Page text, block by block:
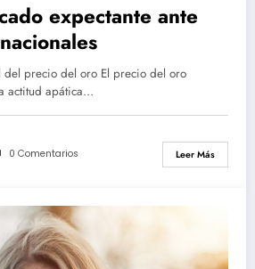
expectante ante
del precio del oro El precio del oro
actitud apática…
0 Comentarios Leer Más